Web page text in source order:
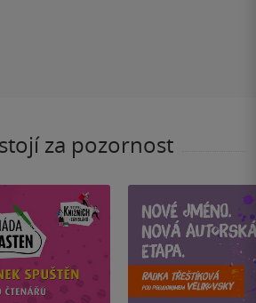
za pozornost